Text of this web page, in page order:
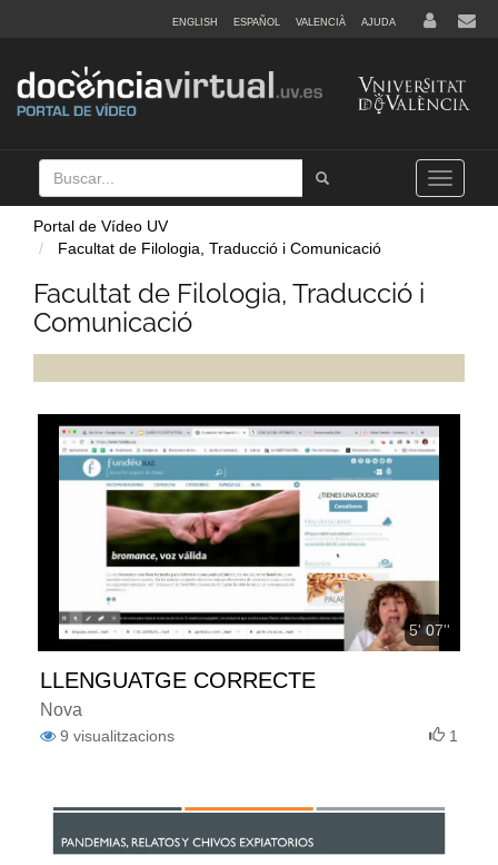
ENGLISH ESPAÑOL VALENCIÀ AJUDA
Buscar
Tramet
Toggle
navigation
Portal de Vídeo UV
Facultat de Filologia, Traducció i Comunicació
Facultat de Filologia, Traducció i
Comunicació
5' 07''
LLENGUATGE CORRECTE
Nova
9 visualitzacions 1